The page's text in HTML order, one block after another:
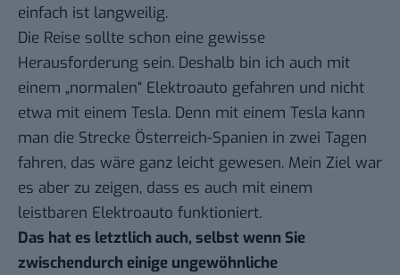
einfach ist langweilig.
Die Reise sollte schon eine gewisse
Herausforderung sein. Deshalb bin ich auch mit
einem „normalen“ Elektroauto gefahren und nicht
etwa mit einem Tesla. Denn mit einem Tesla kann
man die Strecke Österreich-Spanien in zwei Tagen
fahren, das wäre ganz leicht gewesen. Mein Ziel war
es aber zu zeigen, dass es auch mit einem
leistbaren Elektroauto funktioniert.
Das hat es letztlich auch, selbst wenn Sie
zwischendurch einige ungewöhnliche